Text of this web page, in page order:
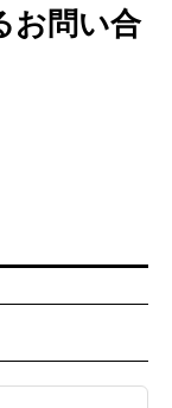
お問い合